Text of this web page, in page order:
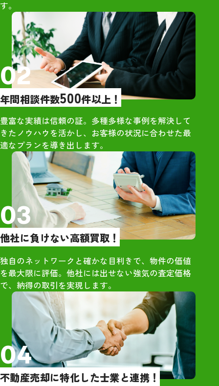
橋さんを選びましたが、間違い
なかったと今では確信していま
す。お世話になり大変ありがと
うございました。
・大手は営業が
象だったが、グ
グさんは営業的
し
・大手からもオ
が、最も高額だ
ンハウジングさ
独自の販路が強
【所感】
・社員の方々は
さん明るい雰囲
りました。単な
はなく、人とし
くれているの
・市原さん自身
で、当時の同
できる人柄でし
さや気遣いが、
囲気づくりにも
と感じました。
・久しぶりに
高校時代のこと
くれており、相
す。
02
年間相談件数500件以上！
豊富な実績は信頼の証。多種多様な事例を解決して
きたノウハウを活かし、お客様の状況に合わせた最
適なプランを導き出します。
03
他社に負けない高額買取！
独自のネットワークと確かな目利きで、物件の価値
を最大限に評価。他社には出せない強気の査定価格
で、納得の取引を実現します。
04
不動産売却に特化した士業と連携！